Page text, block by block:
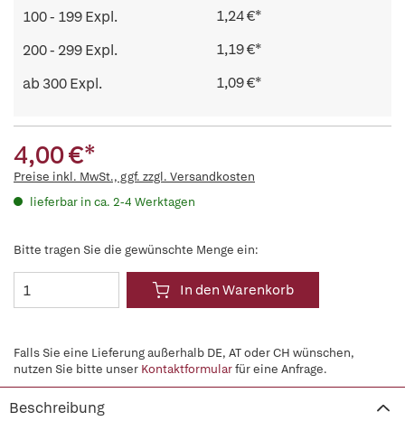
100 - 199 Expl.
1,24 €*
200 - 299 Expl.
1,19 €*
ab 300 Expl.
1,09 €*
4,00 €*
Preise inkl. MwSt., ggf. zzgl. Versandkosten
lieferbar in ca. 2-4 Werktagen
Bitte tragen Sie die gewünschte Menge ein:
In den Warenkorb
Falls Sie eine Lieferung außerhalb DE, AT oder CH wünschen,
nutzen Sie bitte unser Kontaktformularfür eine Anfrage.
Beschreibung